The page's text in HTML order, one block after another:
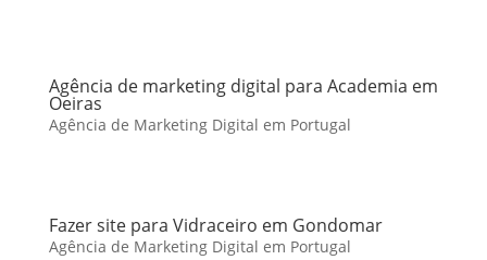
Agência de marketing digital para Academia em
Oeiras
Agência de Marketing Digital em Portugal
Fazer site para Vidraceiro em Gondomar
Agência de Marketing Digital em Portugal